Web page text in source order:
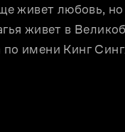
живет любовь,
живет в
имени Кинг